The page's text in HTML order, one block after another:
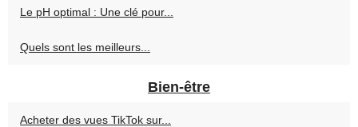
Le pH optimal : Une clé pour...
Quels sont les meilleurs...
Bien-être
Acheter des vues TikTok sur...